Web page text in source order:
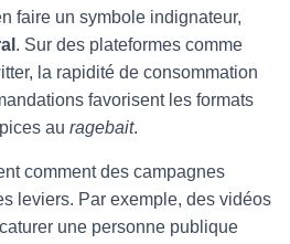
faire un symbole indignateur,
. Sur des plateformes comme
la rapidité de consommation
favorisent les formats
au ragebait.
comment des campagnes
leviers. Par exemple, des vidéos
une personne publique